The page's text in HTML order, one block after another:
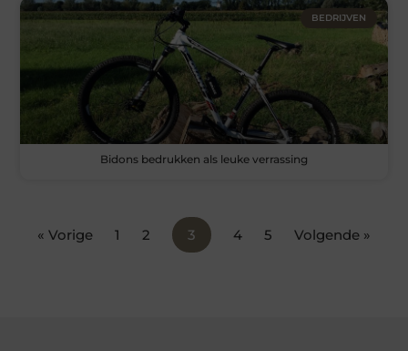
BEDRIJVEN
Bidons bedrukken als leuke verrassing
« Vorige 1 2 3 4 5 Volgende »